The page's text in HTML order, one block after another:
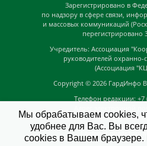
Зарегистрировано в
по надзору в сфере связи,
и массовых коммуникаций
перегистрировано
Учредитель: Ассоциация
руководителей охранно-
(Ассоциация
Copyright © 2026 ГардИнфо
Телефон редакции: +7
Главный редактор:
Мы обрабатываем cookies,
удобнее для Вас. Вы
cookies в Вашем браузере.